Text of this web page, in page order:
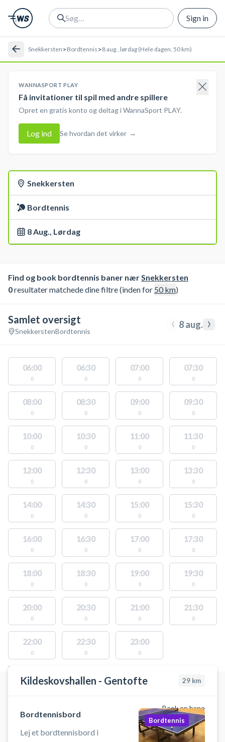
Sign in
Snekkersten >Bordtennis >8 aug., lørdag (Hele dagen, 50 km)
WANNASPORT PLAY
Få invitationer til spil med andre spillere
Opret en gratis konto og deltag i WannaSport PLAY.
Log ind Se hvordan det virker →
Snekkersten
Bordtennis
8 Aug., Lørdag
Find og book bordtennis baner nærSnekkersten
0resultater matchede dine filtre (inden for 50km)
Samlet oversigt
SnekkerstenBordtennis ‹ 8 aug. ›
06:00
0
06:30
0
07:00
0
07:30
0
08:00
0
08:30
0
09:00
0
09:30
0
10:00
0
10:30
0
11:00
0
11:30
0
12:00
0
12:30
0
13:00
0
13:30
0
14:00
0
14:30
0
15:00
0
15:30
0
16:00
0
16:30
0
17:00
0
17:30
0
18:00
0
18:30
0
19:00
0
19:30
0
20:00
0
20:30
0
21:00
0
21:30
0
22:00
0
22:30
0
23:00
0
STEDER MED LEDIGE AKTIVITETER
Kildeskovshallen - Gentofte 29 km
Book en bane
Bordtennisbord
Lej et bordtennisbord i
Bordtennis